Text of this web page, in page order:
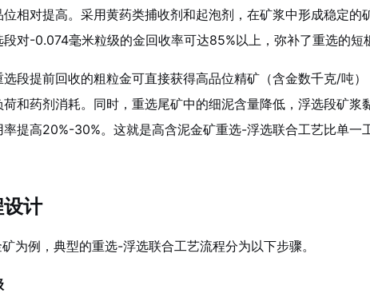
相对提高。采用黄药类捕收剂和起泡剂，在矿浆中形成稳定的
对-0.074毫米粒级的金回收率可达85%以上，弥补了重选的短
选段提前回收的粗粒金可直接获得高品位精矿（含金数千克/吨
和药剂消耗。同时，重选尾矿中的细泥含量降低，浮选段矿浆
提高20%-30%。这就是高含泥金矿重选-浮选联合工艺比单一
计
为例，典型的重选-浮选联合工艺流程分为以下步骤。